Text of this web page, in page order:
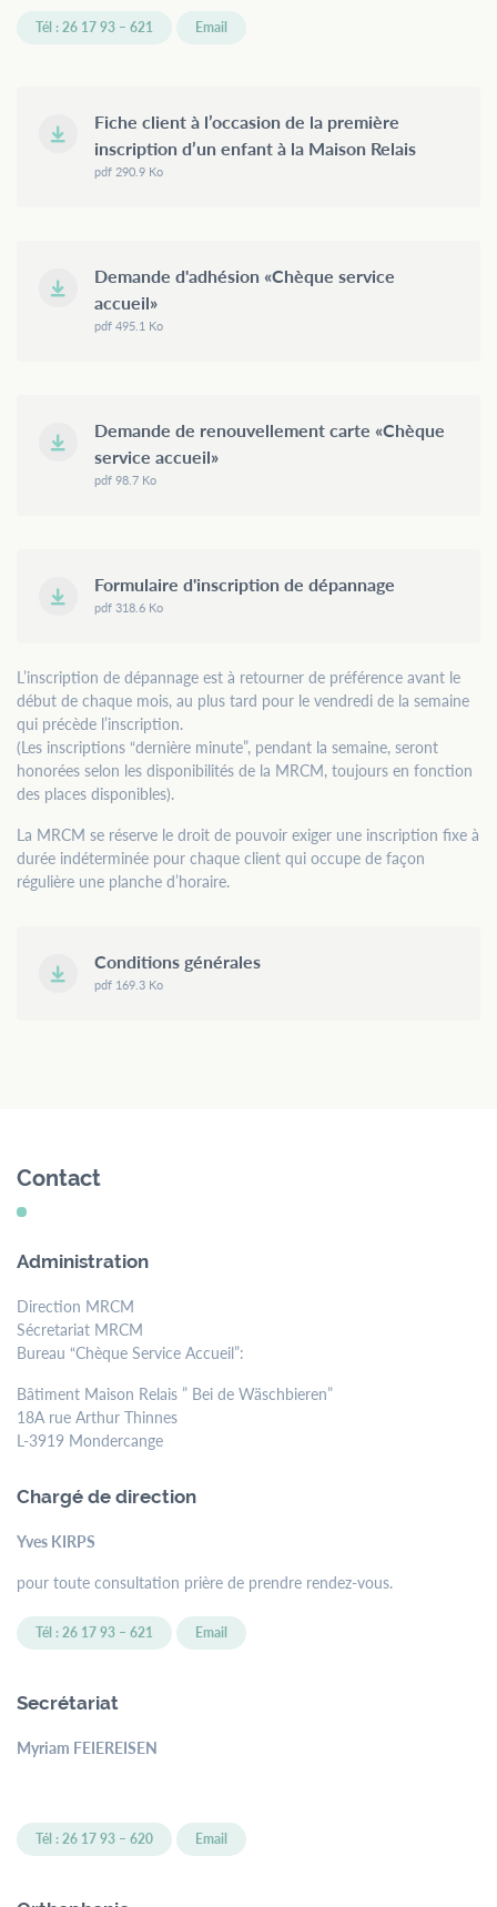
Tél : 26 17 93 – 621 Email
Fiche client à l’occasion de la première
inscription d’un enfant à la Maison Relais
pdf 290.9 Ko
Demande d'adhésion «Chèque service
accueil»
pdf 495.1 Ko
Demande de renouvellement carte «Chèque
service accueil»
pdf 98.7 Ko
Formulaire d'inscription de dépannage
pdf 318.6 Ko
L’inscription de dépannage est à retourner de préférence avant le
début de chaque mois, au plus tard pour le vendredi de la semaine
qui précède l’inscription.
(Les inscriptions “dernière minute”, pendant la semaine, seront
honorées selon les disponibilités de la MRCM, toujours en fonction
des places disponibles).
La MRCM se réserve le droit de pouvoir exiger une inscription fixe à
durée indéterminée pour chaque client qui occupe de façon
régulière une planche d’horaire.
Conditions générales
pdf 169.3 Ko
Contact
Administration
Direction MRCM
Sécretariat MRCM
Bureau “Chèque Service Accueil”:
Bâtiment Maison Relais ” Bei de Wäschbieren”
18A rue Arthur Thinnes
L-3919 Mondercange
Chargé de direction
Yves KIRPS
pour toute consultation prière de prendre rendez-vous.
Tél : 26 17 93 – 621 Email
Secrétariat
Myriam FEIEREISEN
Tél : 26 17 93 – 620 Email